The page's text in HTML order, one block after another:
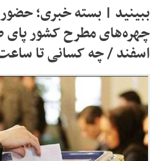
ببینید | بسته خبری؛
اسفند / چه کسانی تا ساعت ۱۱:۰۰